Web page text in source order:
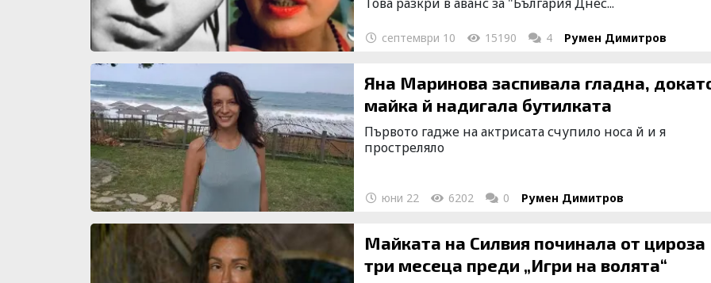
септември 10 15190 4 Румен Димитров
Яна Маринова заспивала гладна,
майка й надигала бутилката
Първото гадже на актрисата счупило носа й и я
простреляло
юни 22 6202 0 Румен Димитров
Майката на Силвия починала от цироза
три месеца преди „Игри на волята“